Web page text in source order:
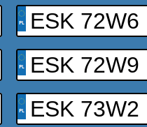
ESK 72W6
ESK 72W9
ESK 73W2